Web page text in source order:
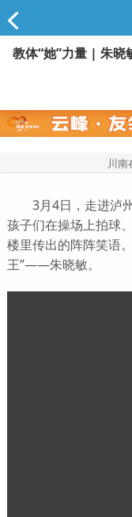
教体“她”力量 | 朱晓
川
3月4日，走进泸州
孩子们在操场上拍球
楼里传出的阵阵笑语
王”——朱晓敏。